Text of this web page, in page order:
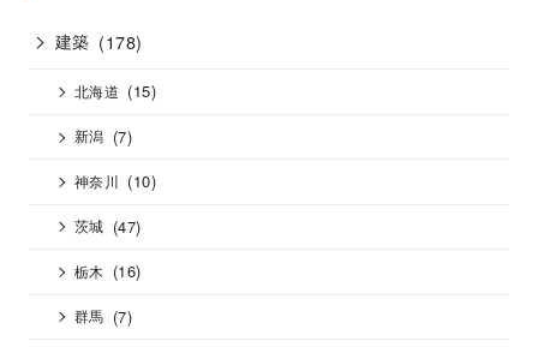
建築 (178)
北海道 (15)
新潟 (7)
神奈川 (10)
茨城 (47)
栃木 (16)
群馬 (7)